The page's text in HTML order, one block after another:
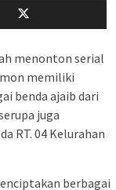
menonton serial
memiliki
benda ajaib dari
juga
RT. 04 Kelurahan
berbagai